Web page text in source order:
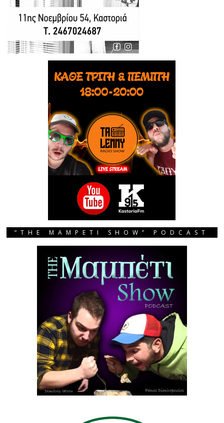
“THE MAMPETI SHOW” PODCAST